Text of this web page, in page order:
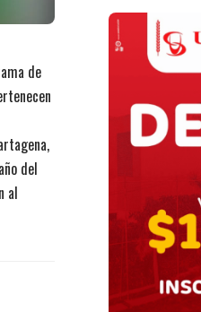
de
del
al